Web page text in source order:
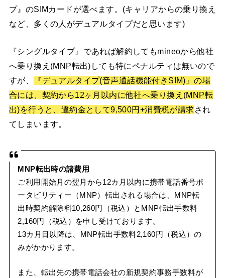
プ』のSIMカードが選べます。(キャリアからの乗り換え
など、多くの人がデュアルタイプだと思います)
『シングルタイプ』であれば解約してもmineoから他社
へ乗り換え(MNP転出)しても特にペナルティは無いので
すが、
『デュアルタイプ(音声通話機能付きSIM)』の場
合には、契約から12ヶ月以内に他社へ乗り換え(MNP転
出)を行うと、違約金として9,500円+消費税が請求され
てしまいます。
MNP転出時の諸費用
ご利用開始月の翌月から12カ月以内に携帯電話番号ポ
ータビリティー（MNP）転出される場合は、MNP転
出時契約解除料10,260円（税込）とMNP転出手数料
2,160円（税込）を申し受けております。
13カ月目以降は、MNP転出手数料2,160円（税込）の
みがかかります。
また、転出先の携帯電話会社の新規契約事務手数料が